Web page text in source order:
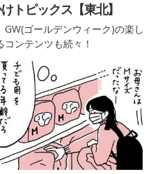
トピックス【東北】
ゴールデンウィーク)の楽し
ンテンツも続々！